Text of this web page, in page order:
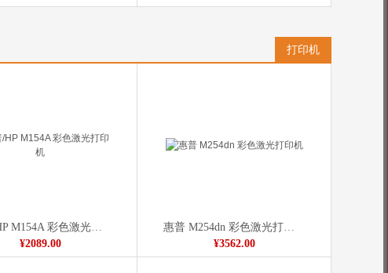
打印机
惠普/HP M154A 彩色激光打印机
¥2089.00
惠普 M254dn 彩色激光打印机
¥3562.00